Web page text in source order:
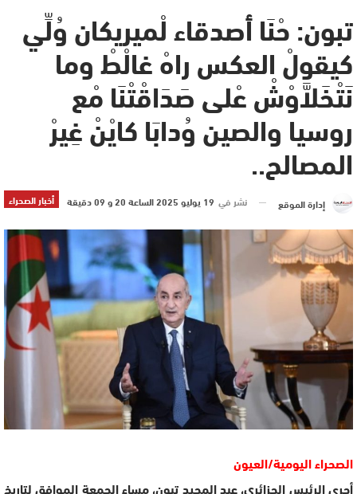
تبون: حْنَا أصدقاء لْميريكان وُلِّي
كيقولْ العكس راهْ غالْطْ وما
نَتْخَلاَّوْشْ عْلى صَدَاقْتْنَا مْع
روسيا والصين وُدابَا كايْنْ غِيرْ
المصالح..
أخبار الصحراء إدارة الموقع نشر في 19 يوليو 2025 الساعة 20 و 09 دقيقة
الصحراء اليومية/العيون
أجرى الرئيس الجزائري، عبد المجيد تبون، مساء الجمعة الموافق لتاريخ